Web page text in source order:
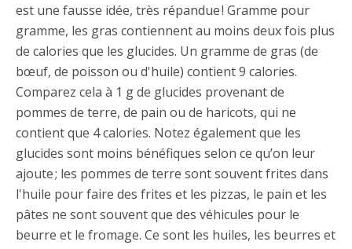
est une fausse idée, très répandue ! Gramme pour
gramme, les gras contiennent au moins deux fois plus
de calories que les glucides. Un gramme de gras (de
bœuf, de poisson ou d'huile) contient 9 calories.
Comparez cela à 1 g de glucides provenant de
pommes de terre, de pain ou de haricots, qui ne
contient que 4 calories. Notez également que les
glucides sont moins bénéfiques selon ce qu’on leur
ajoute ; les pommes de terre sont souvent frites dans
l'huile pour faire des frites et les pizzas, le pain et les
pâtes ne sont souvent que des véhicules pour le
beurre et le fromage. Ce sont les huiles, les beurres et